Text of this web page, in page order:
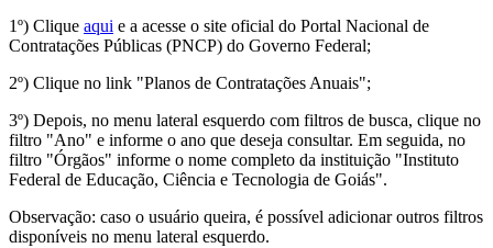
1º) Clique aqui e a acesse o site oficial do Portal Nacional de
Contratações Públicas (PNCP) do Governo Federal;
2º) Clique no link "Planos de Contratações Anuais";
3º) Depois, no menu lateral esquerdo com filtros de busca, clique no
filtro "Ano" e informe o ano que deseja consultar. Em seguida, no
filtro "Órgãos" informe o nome completo da instituição "Instituto
Federal de Educação, Ciência e Tecnologia de Goiás".
Observação: caso o usuário queira, é possível adicionar outros filtros
disponíveis no menu lateral esquerdo.